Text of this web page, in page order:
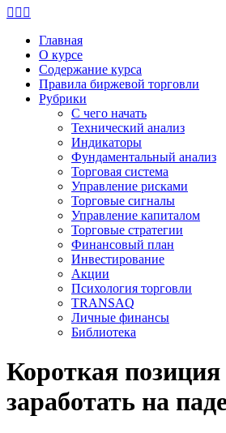
Страница
открывается
новом
окне
Страница
открывается
в
новом
окне
открывается
новом
окне
Главная
О курсе
Содержание курса
Правила биржевой торговли
Рубрики
C чего начать
Технический анализ
Индикаторы
Фундаментальный анализ
Торговая система
Управление рисками
Торговые сигналы
Управление капиталом
Торговые стратегии
Финансовый план
Инвестирование
Акции
Психология торговли
TRANSAQ
Личные финансы
Библиотека
Короткая
заработать на